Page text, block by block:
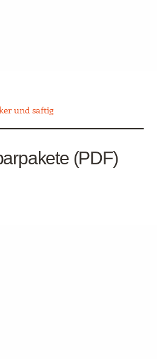
und saftig
(PDF)